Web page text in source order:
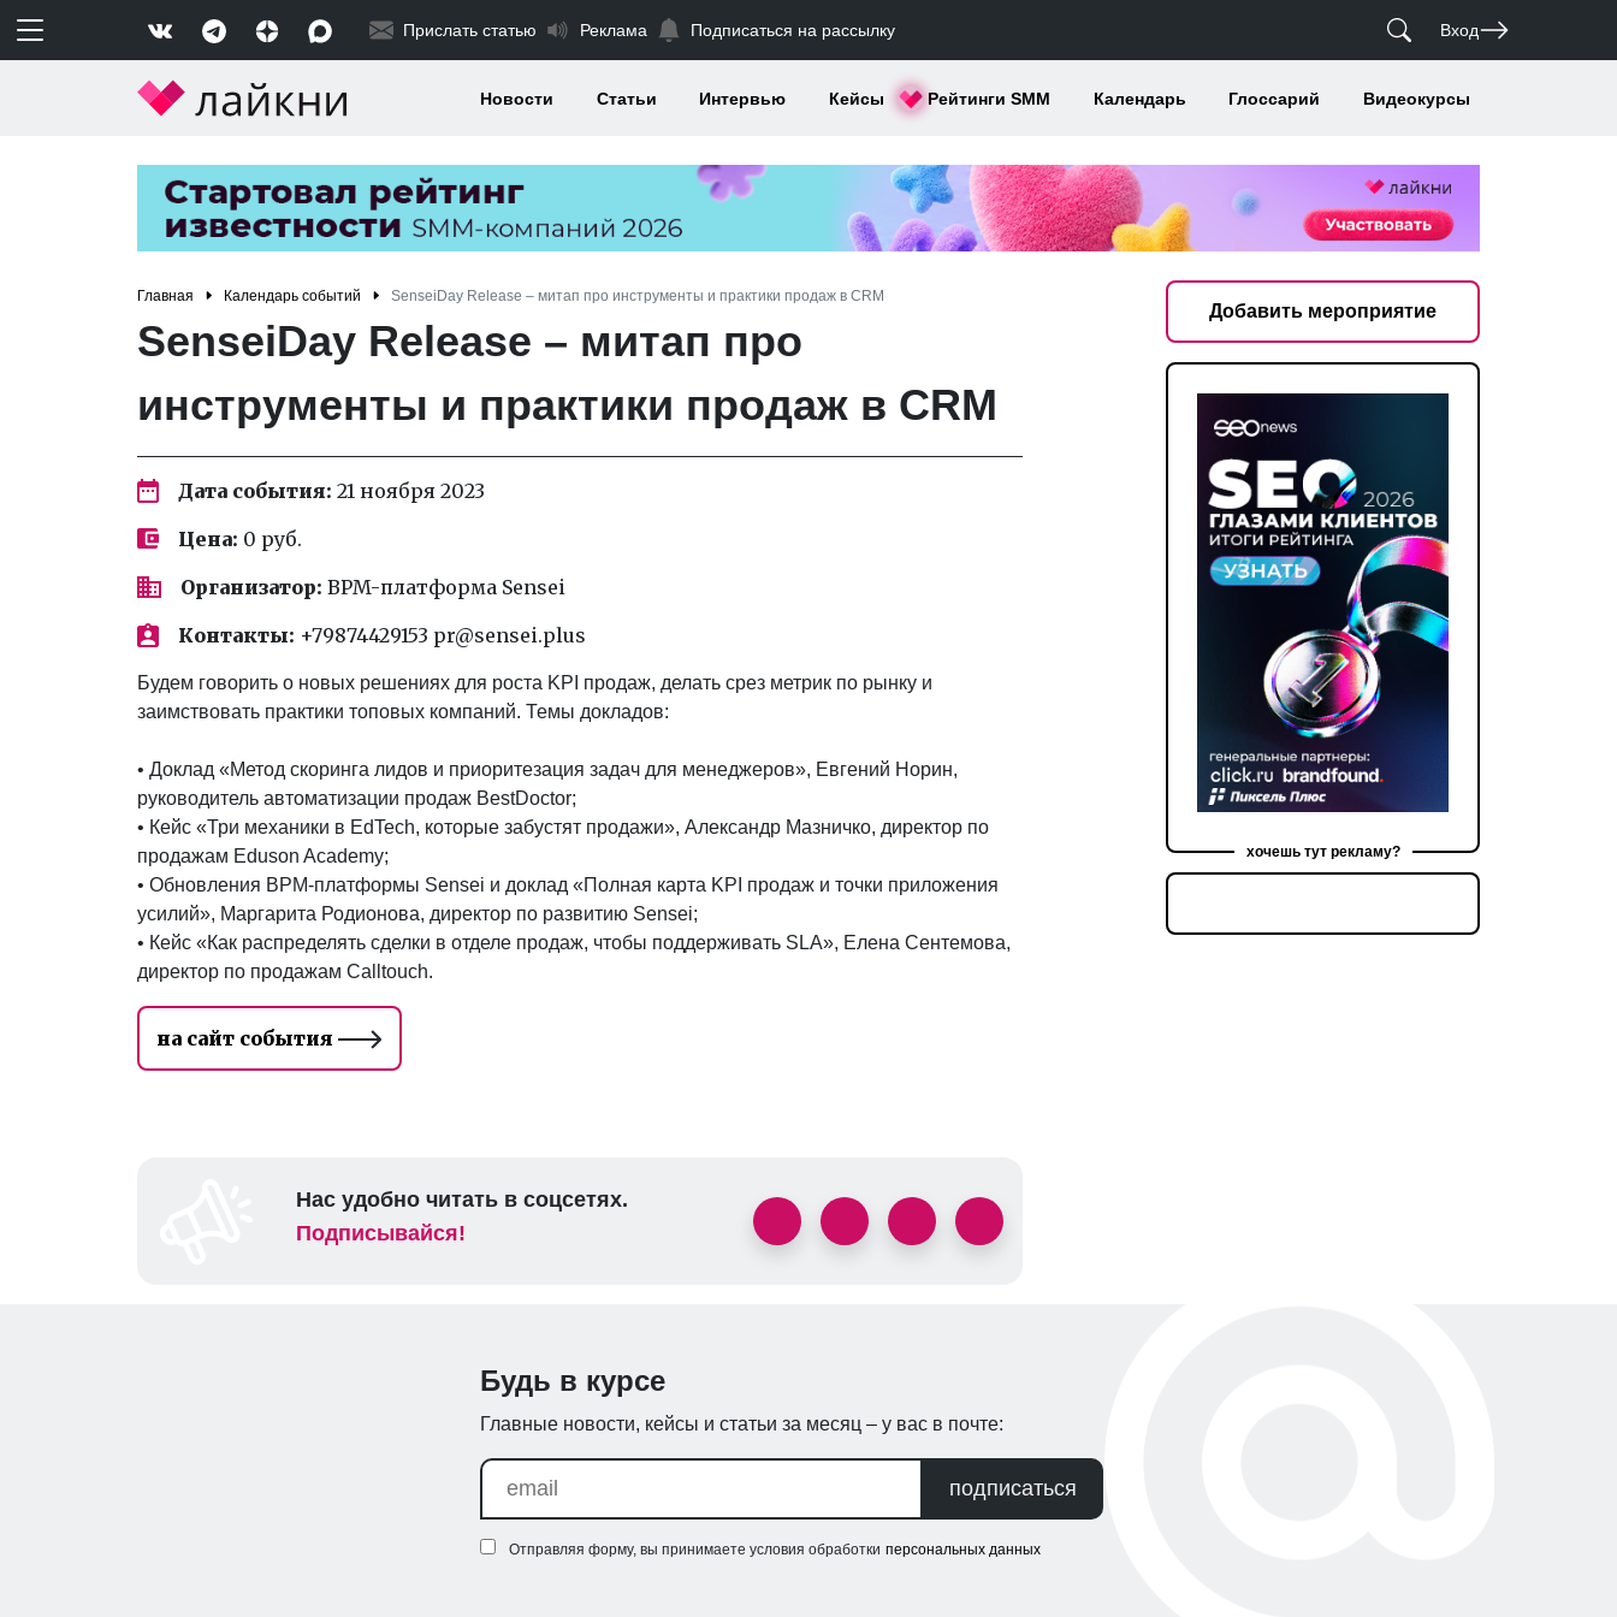
Прислать статью Реклама Подписаться на рассылку Вход
Новости Статьи Интервью Кейсы Рейтинги SMM Календарь Глоссарий Видеокурсы
Главная Календарь событий SenseiDay Release – митап про инструменты и практики продаж в CRM
SenseiDay Release – митап про
инструменты и практики продаж в CRM
Дата события: 21 ноября 2023
Цена: 0 руб.
Организатор: BPM-платформа Sensei
Контакты: +79874429153 pr@sensei.plus
Будем говорить о новых решениях для роста KPI продаж, делать срез метрик по рынку и
заимствовать практики топовых компаний. Темы докладов:
• Доклад «Метод скоринга лидов и приоритезация задач для менеджеров», Евгений Норин,
руководитель автоматизации продаж BestDoctor;
• Кейс «Три механики в EdTech, которые забустят продажи», Александр Мазничко, директор по
продажам Eduson Academy;
• Обновления BPM-платформы Sensei и доклад «Полная карта KPI продаж и точки приложения
усилий», Маргарита Родионова, директор по развитию Sensei;
• Кейс «Как распределять сделки в отделе продаж, чтобы поддерживать SLA», Елена Сентемова,
директор по продажам Calltouch.
на сайт события
Нас удобно читать в соцсетях.
Подписывайся!
Добавить мероприятие
хочешь тут рекламу?
Будь в курсе
Главные новости, кейсы и статьи за месяц – у вас в почте:
подписаться
Отправляя форму, вы принимаете условия обработки персональных данных